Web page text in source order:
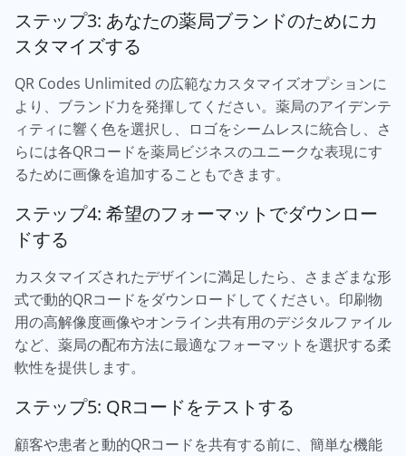
ステップ3: あなたの薬局ブランドのためにカ
スタマイズする
QR Codes Unlimited の広範なカスタマイズオプションに
より、ブランド力を発揮してください。薬局のアイデンテ
ィティに響く色を選択し、ロゴをシームレスに統合し、さ
らには各QRコードを薬局ビジネスのユニークな表現にす
るために画像を追加することもできます。
ステップ4: 希望のフォーマットでダウンロー
ドする
カスタマイズされたデザインに満足したら、さまざまな形
式で動的QRコードをダウンロードしてください。印刷物
用の高解像度画像やオンライン共有用のデジタルファイル
など、薬局の配布方法に最適なフォーマットを選択する柔
軟性を提供します。
ステップ5: QRコードをテストする
顧客や患者と動的QRコードを共有する前に、簡単な機能